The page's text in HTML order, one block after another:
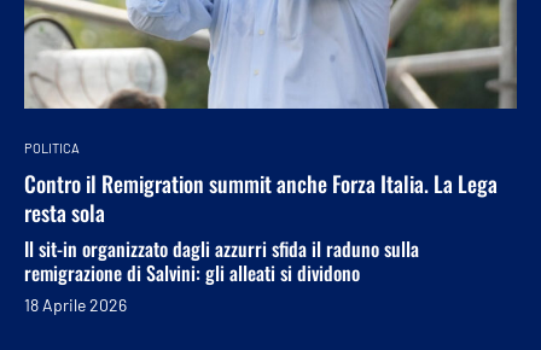
POLITICA
Contro il Remigration summit anche Forza Italia. La Lega
resta sola
Il sit-in organizzato dagli azzurri sfida il raduno sulla
remigrazione di Salvini: gli alleati si dividono
18 Aprile 2026